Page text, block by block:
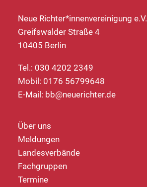
Neue Richter*innenvereinigung e.V.
Greifswalder Straße 4
10405 Berlin
Tel.: 030 4202 2349
Mobil: 0176 56799648
E-Mail: bb@neuerichter.de
Über uns
Meldungen
Landesverbände
Fachgruppen
Termine